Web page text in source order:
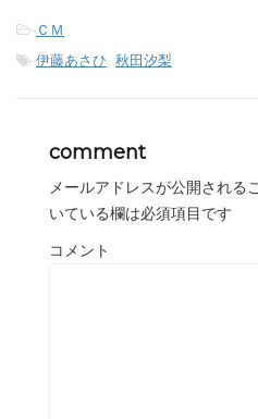
- ＣＭ
-伊藤あさひ 秋田汐梨
comment
メールアドレスが公開される
いている欄は必須項目です
コメント